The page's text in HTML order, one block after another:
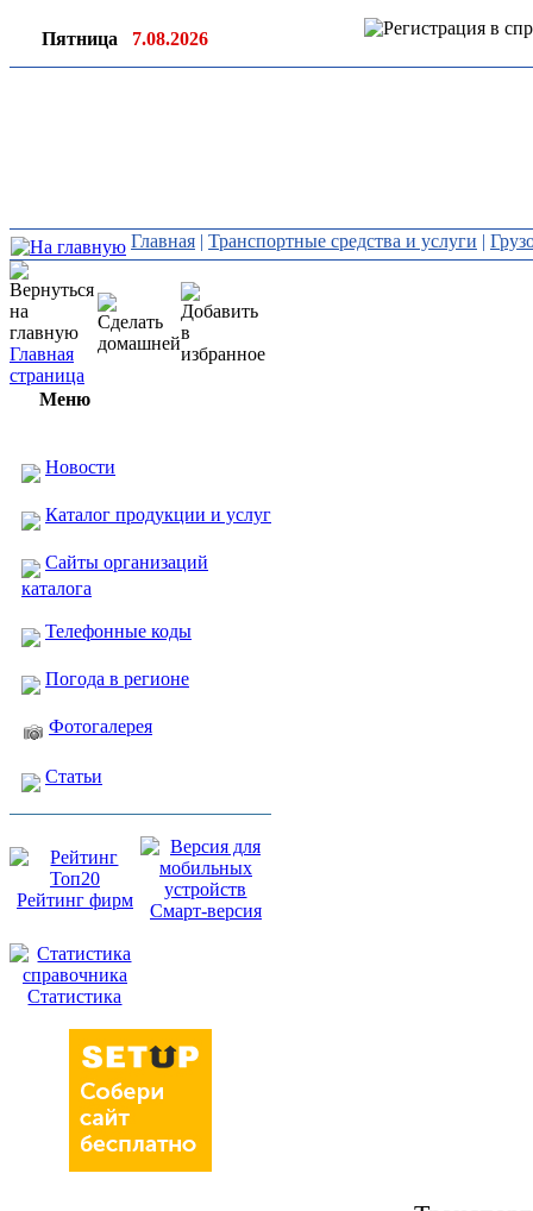
Пятница 7.08.2026
Главная | Транспортные средства и услуги |
Главная
страница
Меню
Новости
Каталог продукции и услуг
Сайты организаций
каталога
Телефонные коды
Погода в регионе
Фотогалерея
Статьи
Рейтинг фирм
Смарт-версия
Статистика